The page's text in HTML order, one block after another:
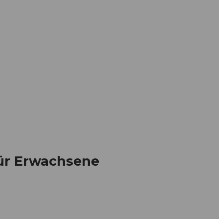
Erwachsene